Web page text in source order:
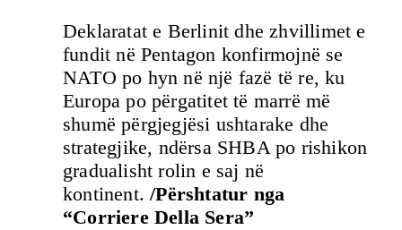
Deklaratat e Berlinit dhe zhvillimet e
fundit në Pentagon konfirmojnë se
NATO po hyn në një fazë të re, ku
Europa po përgatitet të marrë më
shumë përgjegjësi ushtarake dhe
strategjike, ndërsa SHBA po rishikon
gradualisht rolin e saj në
kontinent./Përshtatur nga
“Corriere Della Sera”